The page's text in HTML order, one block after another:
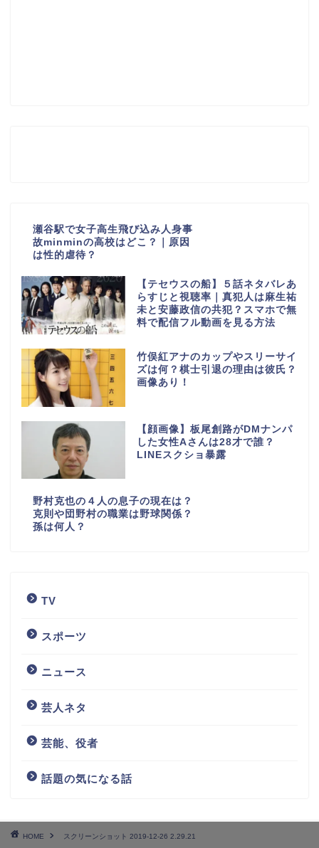
瀬谷駅で女子高生飛び込み人身事
故minminの高校はどこ？｜原因
は性的虐待？
【テセウスの船】５話ネタバレあ
らすじと視聴率｜真犯人は麻生祐
未と安藤政信の共犯？スマホで無
料で配信フル動画を見る方法
竹俣紅アナのカップやスリーサイ
ズは何？棋士引退の理由は彼氏？
画像あり！
【顔画像】板尾創路がDMナンパ
した女性Aさんは28才で誰？
LINEスクショ暴露
野村克也の４人の息子の現在は？
克則や団野村の職業は野球関係？
孫は何人？
TV
スポーツ
ニュース
芸人ネタ
芸能、役者
話題の気になる話
HOME スクリーンショット 2019-12-26 2.29.21